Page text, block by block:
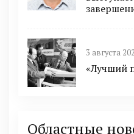
3 августа
«Лучший
Областные